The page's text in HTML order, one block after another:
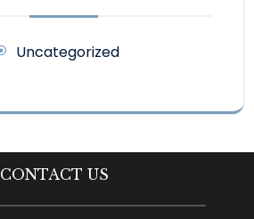
Uncategorized
CONTACT US